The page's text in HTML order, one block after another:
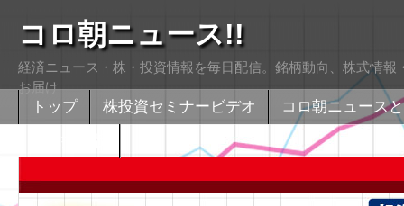
コロ朝ニュース!!
経済ニュース・株・投資情報を毎日配信。銘柄動向、株式情
お届け
トップ 株投資セミナービデオ
コロ朝ニュース